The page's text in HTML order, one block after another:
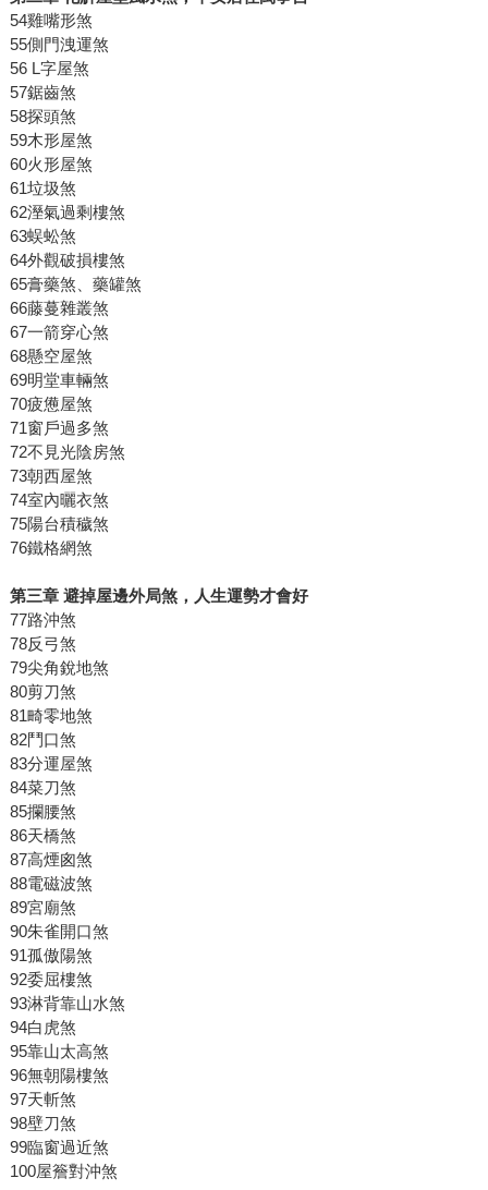
54雞嘴形煞
55側門洩運煞
56 L字屋煞
57鋸齒煞
58探頭煞
59木形屋煞
60火形屋煞
61垃圾煞
62溼氣過剩樓煞
63蜈蚣煞
64外觀破損樓煞
65膏藥煞、藥罐煞
66藤蔓雜叢煞
67一箭穿心煞
68懸空屋煞
69明堂車輛煞
70疲憊屋煞
71窗戶過多煞
72不見光陰房煞
73朝西屋煞
74室內曬衣煞
75陽台積穢煞
76鐵格網煞
第三章 避掉屋邊外局煞，人生運勢才會好
77路沖煞
78反弓煞
79尖角銳地煞
80剪刀煞
81畸零地煞
82鬥口煞
83分運屋煞
84菜刀煞
85攔腰煞
86天橋煞
87高煙囪煞
88電磁波煞
89宮廟煞
90朱雀開口煞
91孤傲陽煞
92委屈樓煞
93淋背靠山水煞
94白虎煞
95靠山太高煞
96無朝陽樓煞
97天斬煞
98壁刀煞
99臨窗過近煞
100屋簷對沖煞